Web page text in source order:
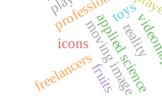
applied science
toys
moving image
freelancers
reality
icons
fruits